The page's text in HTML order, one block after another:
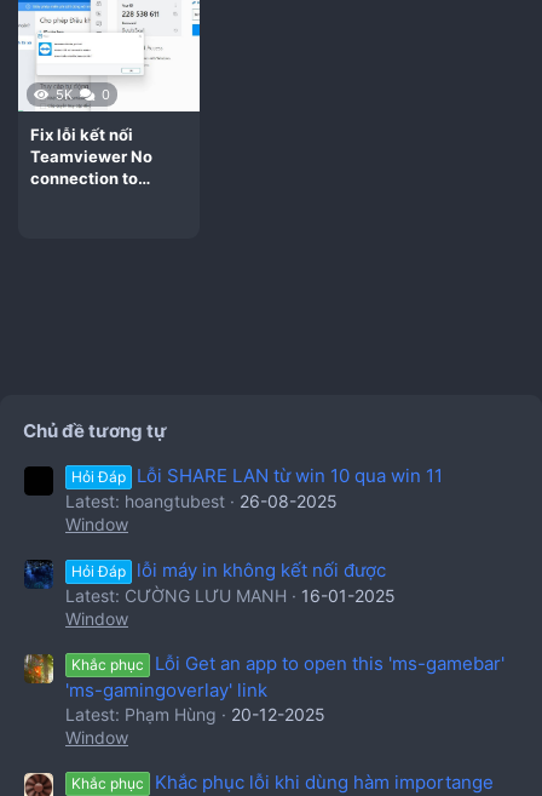
5K 0
Fix lỗi kết nối
Teamviewer No
connection to
Chủ đề tương tự
Hỏi Đáp Lỗi SHARE LAN từ win 10 qua win 11
Latest: hoangtubest
26-08-2025
Window
Hỏi Đáp lỗi máy in không kết nối được
Latest: CƯỜNG LƯU MANH
16-01-2025
Window
Khắc phục
Lỗi Get an app to open this 'ms-gamebar'
'ms-gamingoverlay' link
Latest: Phạm Hùng
20-12-2025
Window
Khắc phục
Khắc phục lỗi khi dùng hàm importange